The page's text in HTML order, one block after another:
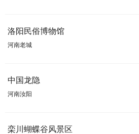
洛阳民俗博物馆
河南老城
中国龙隐
河南汝阳
栾川蝴蝶谷风景区